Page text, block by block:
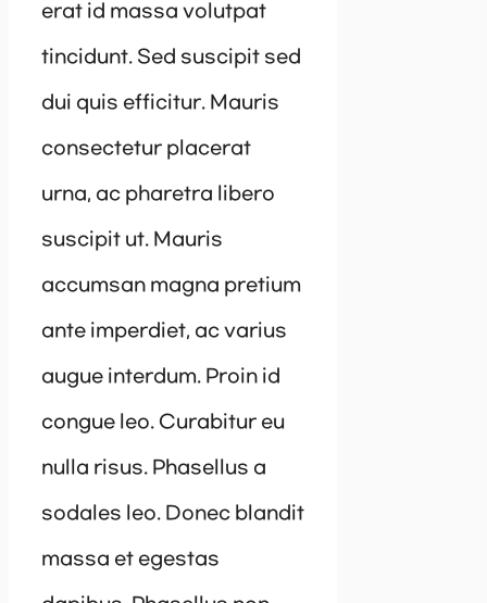
erat id massa volutpat
tincidunt. Sed suscipit sed
dui quis efficitur. Mauris
consectetur placerat
urna, ac pharetra libero
suscipit ut. Mauris
accumsan magna pretium
ante imperdiet, ac varius
augue interdum. Proin id
congue leo. Curabitur eu
nulla risus. Phasellus a
sodales leo. Donec blandit
massa et egestas